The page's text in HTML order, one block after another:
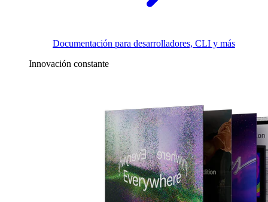
Documentación para desarrolladores, CLI y más
Innovación constante